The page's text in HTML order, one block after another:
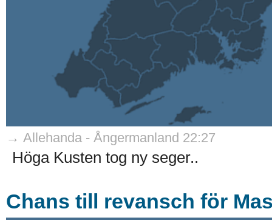
→ Allehanda - Ångermanland 22:27
Höga Kusten tog ny seger..
Chans till revansch för